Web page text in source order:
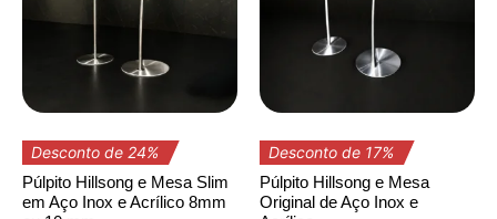
Desconto de 24%
Púlpito Hillsong e Mesa Slim
em Aço Inox e Acrílico 8mm
Desconto de 17%
Púlpito Hillsong e Mesa
Original de Aço Inox e